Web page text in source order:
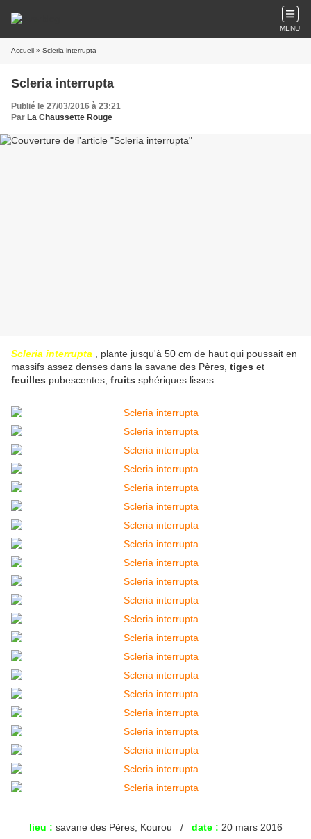
MENU
Accueil » Scleria interrupta
Scleria interrupta
Publié le 27/03/2016 à 23:21
Par La Chaussette Rouge
Scleria interrupta , plante jusqu'à 50 cm de haut qui poussait en
massifs assez denses dans la savane des Pères, tiges et
feuilles pubescentes, fruits sphériques lisses.
lieu : savane des Pères, Kourou / date : 20 mars 2016